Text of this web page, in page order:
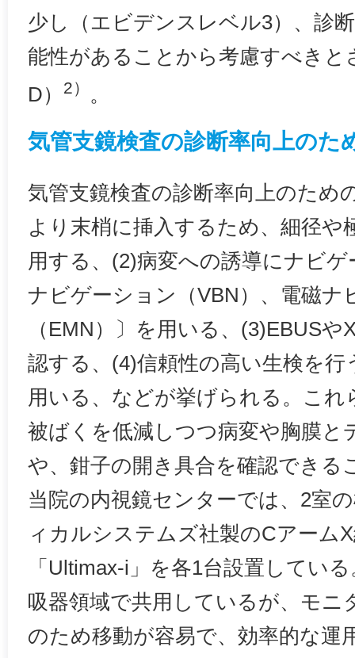
少し（エビデンスレベル3）、診
能性があることから考慮すべきと
D）
2） 。
気管支鏡検査の診断率向上のた
気管支鏡検査の診断率向上のため
より末梢に挿入するため、細径や
用する、(2)病変への誘導にナビ
ナビゲーション（VBN）、電磁ナ
（EMN）〕を用いる、(3)EBUS
認する、(4)信頼性の高い生検を
用いる、などが挙げられる。これ
被ばくを低減しつつ病変や胸膜と
や、鉗子の開き具合を確認できる
当院の内視鏡センターでは、2室
ィカルシステムズ社製のCアーム
「Ultimax-i」を各1台設置してい
吸器領域で共用しているが、モニ
のため移動が容易で、効率的な運